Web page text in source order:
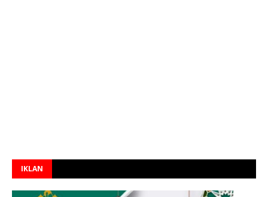
IKLAN